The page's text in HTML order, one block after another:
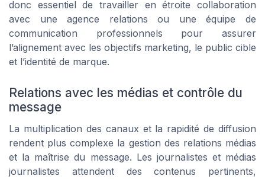
donc essentiel de travailler en étroite collaboration
avec une agence relations ou une équipe de
communication professionnels pour assurer
l’alignement avec les objectifs marketing, le public cible
et l’identité de marque.
Relations avec les médias et contrôle du
message
La multiplication des canaux et la rapidité de diffusion
rendent plus complexe la gestion des relations médias
et la maîtrise du message. Les journalistes et médias
journalistes attendent des contenus pertinents,